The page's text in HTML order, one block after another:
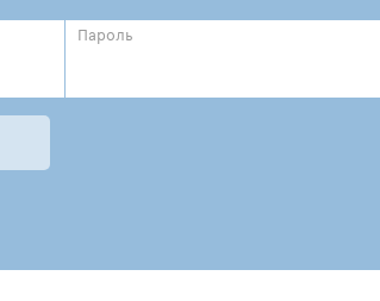
Пароль